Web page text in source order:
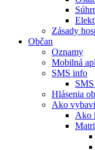
Zásady
Občan
Oznamy
Mobilná
SMS info
Hlásenia
Ako
Ako